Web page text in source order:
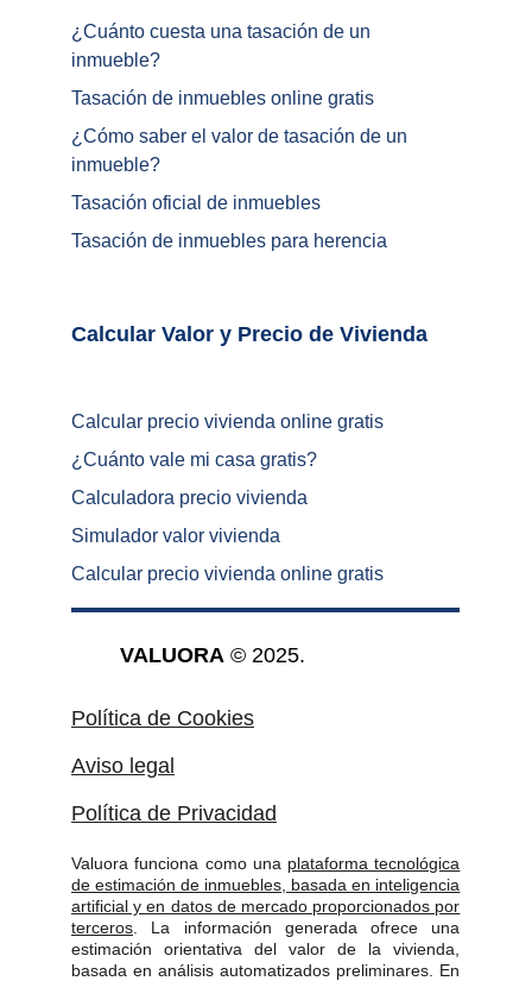
Valuora funciona como una plataforma tecnológica
de estimación de inmuebles, basada en inteligencia
artificial y en datos de mercado proporcionados por
terceros . La información generada ofrece una
estimación orientativa del valor de la vivienda,
basada en análisis automatizados preliminares. En
VALUORA © 2025.
Aviso legal
Política de Privacidad
Política de Cookies
¿Cuánto cuesta una tasación de un
inmueble?
Tasación de inmuebles online gratis
¿ Cómo saber el valor de tasación de un
inmueble?
Tasación oficial de inmuebles
Tasación de inmuebles para herencia
Calcular precio vivienda online gratis
¿ Cuánto vale mi casa gratis?
Calculadora precio vivienda
Simulador valor vivienda
Calcular precio vivienda online gratis